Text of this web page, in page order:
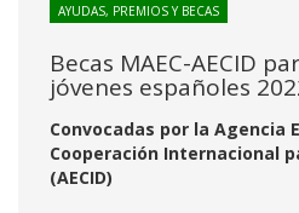
AYUDAS, PREMIOS Y BECAS
Becas MAEC-AECID
jóvenes españoles
Convocadas por la Agencia
Cooperación Internacional
(AECID)